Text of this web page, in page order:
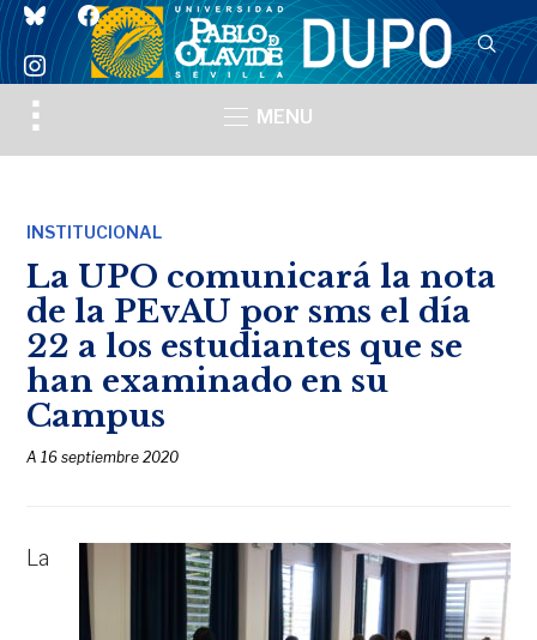
blueskyfacebook
instagram
Toggle
sidebar
MENU
INSTITUCIONAL
La UPO comunicará la nota
de la PEvAU por sms el día
22 a los estudiantes que se
han examinado en su
Campus
A16 septiembre 2020
La